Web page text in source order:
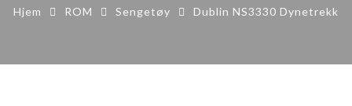
Hjem ROM Sengetøy Dublin NS3330 Dynetrekk